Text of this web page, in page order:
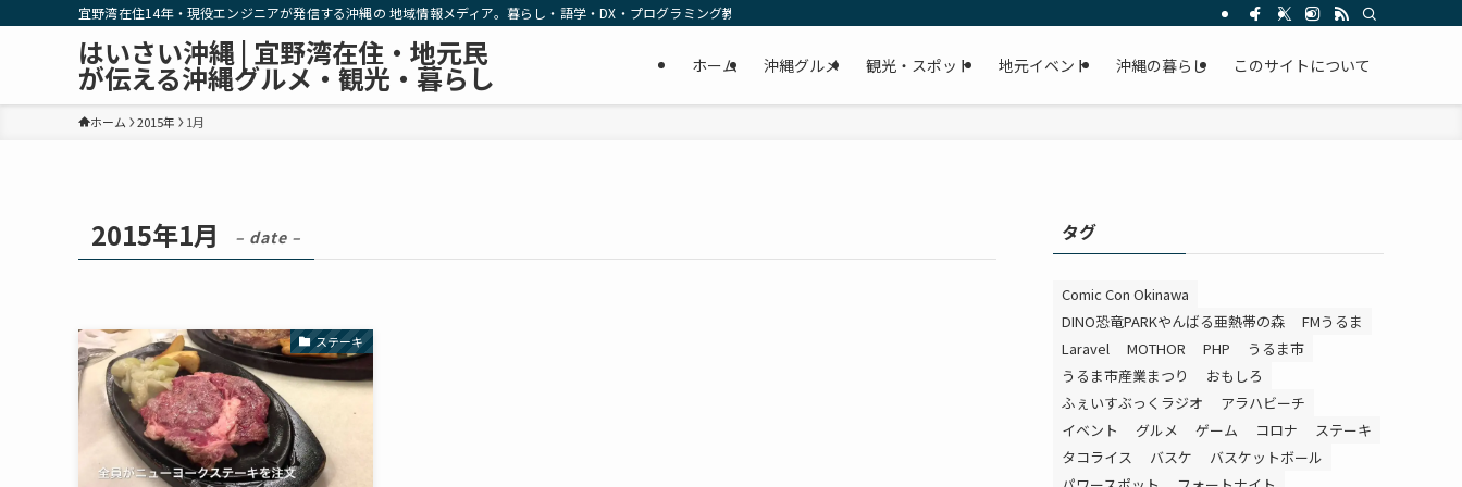
宜野湾在住14年・現役エンジニアが発信する沖縄の 地域情報メディア。暮らし・語学・DX・プログラミング教育の リアルな一次情報をお届けします。
はいさい沖縄 | 宜野湾在住・地元民
が伝える沖縄グルメ・観光・暮らし ホーム 沖縄グルメ 観光・スポット 地元イベント 沖縄の暮らし このサイトについて
ホーム 2015年 1月
2015年1月 – date –
ステーキ
タグ
Comic Con Okinawa
DINO恐竜PARKやんばる亜熱帯の森
FMうるま
Laravel
MOTHOR PHP
うるま市
うるま市産業まつり
おもしろ
ふぇいすぶっくラジオ
アラハビーチ
イベント
グルメ ゲーム コロナ
ステーキ
タコライス
バスケ
バスケットボール